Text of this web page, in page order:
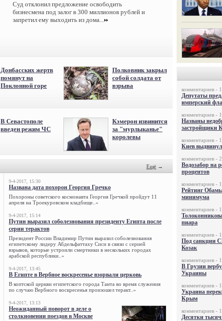
Суд отклонил предложение освободить
бизнесмена под залог в 300 миллионов рублей и
запретил ему выходить из дома...
Донбасских жертв
помянут на
Поклонной горе
Полковник закрыл
собой солдата от
взрыва
В Севастополе
введен режим ЧС
Кэмерон извинится
за "мурлыканье"
королевы
Ещё →
9-4-2017, 15:30
Названа дата похорон Георгия Гречко
Похороны советского космонавта Георгия Гречкой пройдут 11
апреля на Троекуровском кладбище..»
9-4-2017, 15:14
Путин выразил соболезнования президенту Египта после
серии терактов
Президент России Владимир Путин выразил соболезнования
египетскому лидеру Абдельфаттаху Сиси в связи с серией
взрывов, которые устроили смертники в нескольких городах
арабской республики..»
9-4-2017, 13:45
В Египте в Вербное воскресенье взорвали церковь
В коптской церкви египетского города Танта во время служения
по случаю Вербного воскресенья произошел теракт..»
9-4-2017, 13:13
Неожиданный поворот в деле о
столкновении поездов в Москве
комментариев -
Депутаты
имперский
комментариев -
Названы
застройщики
комментариев -
Киев
комментариев -
Водозабор на
процентов
комментариев -
Рейтинг
минимума
комментариев -
пиара
комментариев -
Под санкции
Козак
комментариев -
В Грузии
Украины
комментариев -
Украина
Крым
комментариев -
Десятки